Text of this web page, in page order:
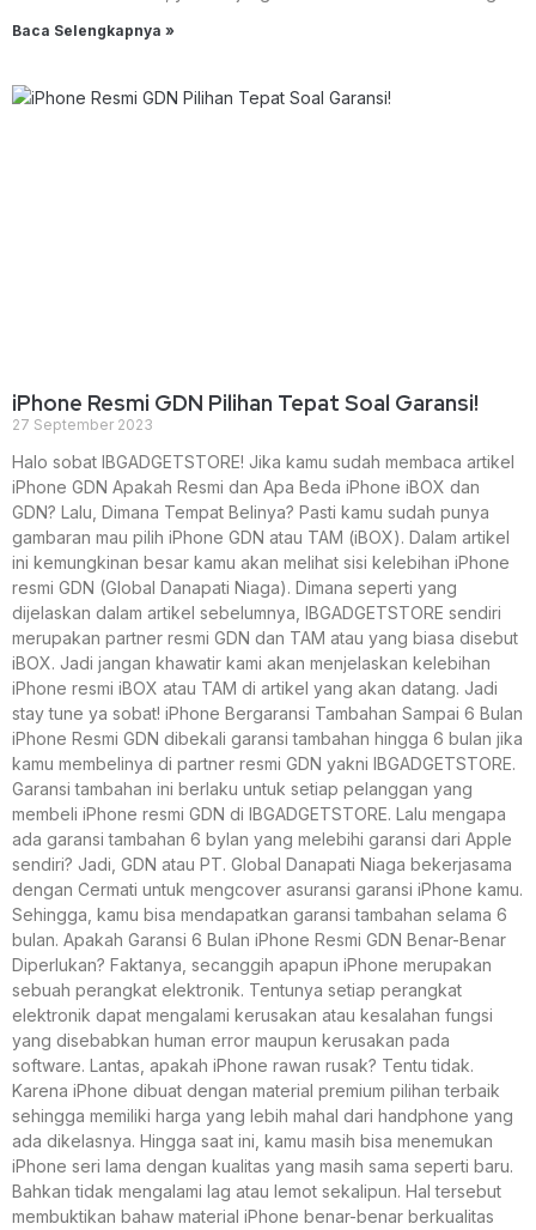
Baca Selengkapnya »
iPhone Resmi GDN Pilihan Tepat Soal Garansi!
27 September 2023
Halo sobat IBGADGETSTORE! Jika kamu sudah membaca artikel
iPhone GDN Apakah Resmi dan Apa Beda iPhone iBOX dan
GDN? Lalu, Dimana Tempat Belinya? Pasti kamu sudah punya
gambaran mau pilih iPhone GDN atau TAM (iBOX). Dalam artikel
ini kemungkinan besar kamu akan melihat sisi kelebihan iPhone
resmi GDN (Global Danapati Niaga). Dimana seperti yang
dijelaskan dalam artikel sebelumnya, IBGADGETSTORE sendiri
merupakan partner resmi GDN dan TAM atau yang biasa disebut
iBOX. Jadi jangan khawatir kami akan menjelaskan kelebihan
iPhone resmi iBOX atau TAM di artikel yang akan datang. Jadi
stay tune ya sobat! iPhone Bergaransi Tambahan Sampai 6 Bulan
iPhone Resmi GDN dibekali garansi tambahan hingga 6 bulan jika
kamu membelinya di partner resmi GDN yakni IBGADGETSTORE.
Garansi tambahan ini berlaku untuk setiap pelanggan yang
membeli iPhone resmi GDN di IBGADGETSTORE. Lalu mengapa
ada garansi tambahan 6 bylan yang melebihi garansi dari Apple
sendiri? Jadi, GDN atau PT. Global Danapati Niaga bekerjasama
dengan Cermati untuk mengcover asuransi garansi iPhone kamu.
Sehingga, kamu bisa mendapatkan garansi tambahan selama 6
bulan. Apakah Garansi 6 Bulan iPhone Resmi GDN Benar-Benar
Diperlukan? Faktanya, secanggih apapun iPhone merupakan
sebuah perangkat elektronik. Tentunya setiap perangkat
elektronik dapat mengalami kerusakan atau kesalahan fungsi
yang disebabkan human error maupun kerusakan pada
software. Lantas, apakah iPhone rawan rusak? Tentu tidak.
Karena iPhone dibuat dengan material premium pilihan terbaik
sehingga memiliki harga yang lebih mahal dari handphone yang
ada dikelasnya. Hingga saat ini, kamu masih bisa menemukan
iPhone seri lama dengan kualitas yang masih sama seperti baru.
Bahkan tidak mengalami lag atau lemot sekalipun. Hal tersebut
membuktikan bahaw material iPhone benar-benar berkualitas